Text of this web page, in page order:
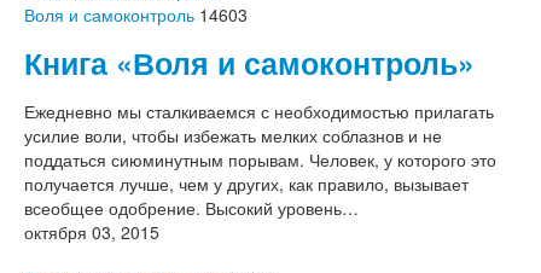
Воля и самоконтроль 14603
Книга «Воля и самоконтроль»
Ежедневно мы сталкиваемся с необходимостью прилагать
усилие воли, чтобы избежать мелких соблазнов и не
поддаться сиюминутным порывам. Человек, у которого это
получается лучше, чем у других, как правило, вызывает
всеобщее одобрение. Высокий уровень…
октября 03, 2015